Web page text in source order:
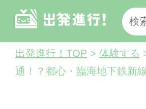
出発進行！TOP > 体験する
通！？都心・臨海地下鉄新